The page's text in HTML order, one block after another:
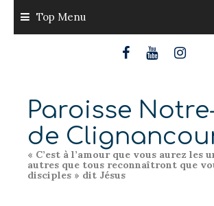
content
Top Menu
Paroisse
de
« C’est à l’amour que vous aurez les
autres que tous reconnaîtront que
disciples » dit Jésus